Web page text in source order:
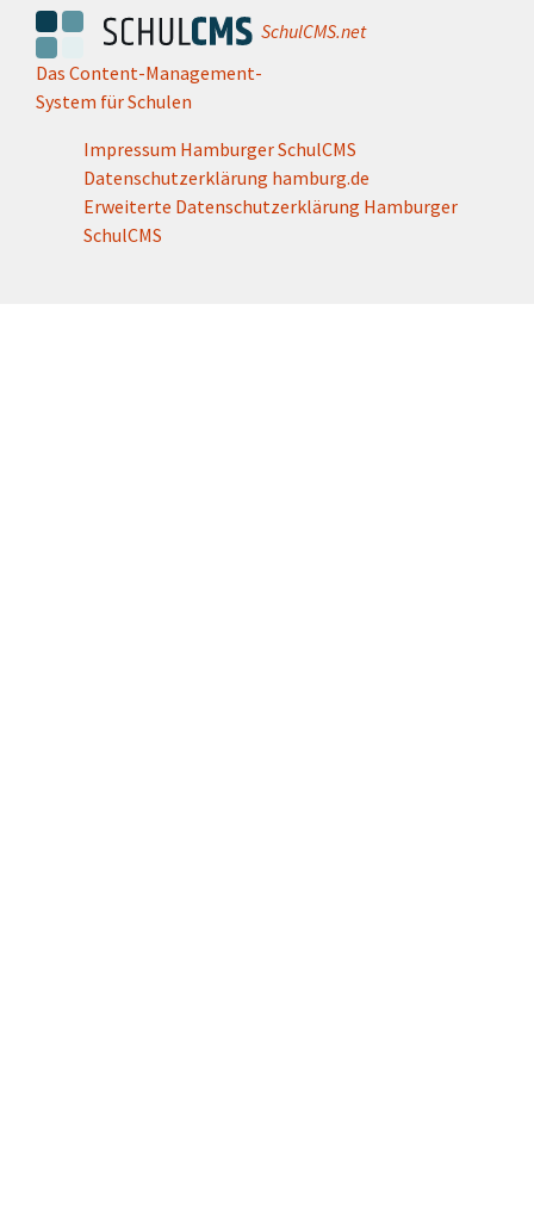
SchulCMS.net
Das Content-Management-
System für Schulen
Impressum Hamburger SchulCMS
Datenschutzerklärung hamburg.de
Erweiterte Datenschutzerklärung Hamburger
SchulCMS